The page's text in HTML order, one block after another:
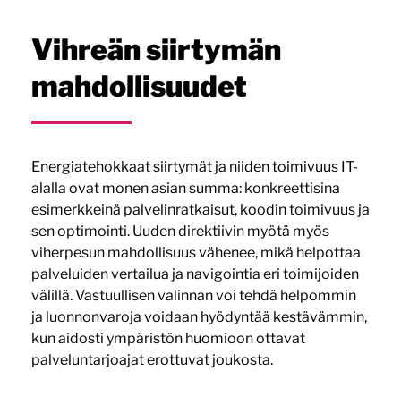
Vihreän siirtymän
mahdollisuudet
Energiatehokkaat siirtymät ja niiden toimivuus IT-
alalla ovat monen asian summa: konkreettisina
esimerkkeinä palvelinratkaisut, koodin toimivuus ja
sen optimointi. Uuden direktiivin myötä myös
viherpesun mahdollisuus vähenee, mikä helpottaa
palveluiden vertailua ja navigointia eri toimijoiden
välillä. Vastuullisen valinnan voi tehdä helpommin
ja luonnonvaroja voidaan hyödyntää kestävämmin,
kun aidosti ympäristön huomioon ottavat
palveluntarjoajat erottuvat joukosta.